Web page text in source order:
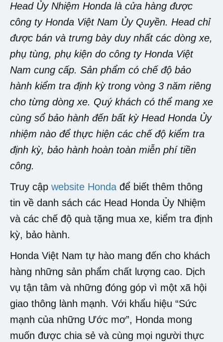
Head Ủy Nhiệm Honda là cửa hàng được
công ty Honda Việt Nam Ủy Quyền. Head chỉ
được bán và trưng bày duy nhất các dòng xe,
phụ tùng, phụ kiện do công ty Honda Việt
Nam cung cấp. Sản phẩm có chế độ bảo
hành kiểm tra định kỳ trong vòng 3 năm riêng
cho từng dòng xe. Quý khách có thể mang xe
cùng sổ bảo hành đến bất kỳ Head Honda Ủy
nhiệm nào để thực hiện các chế độ kiểm tra
định kỳ, bảo hành hoàn toàn miễn phí tiền
công.
Truy cập website Honda để biết thêm thông
tin về danh sách các Head Honda Ủy Nhiệm
và các chế độ quà tặng mua xe, kiểm tra định
kỳ, bảo hành.
Honda Việt Nam tự hào mang đến cho khách
hàng những sản phẩm chất lượng cao. Dịch
vụ tận tâm và những đóng góp vì một xã hội
giao thông lành mạnh. Với khẩu hiệu “Sức
mạnh của những Ước mơ”, Honda mong
muốn được chia sẻ và cùng mọi người thực